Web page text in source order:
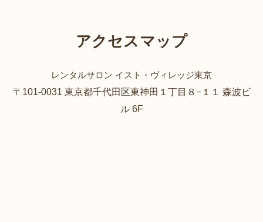
アクセスマップ
レンタルサロン イスト・ヴィレッジ東京
〒101-0031 東京都千代田区東神田１丁目８−１１ 森波ビ
ル 6F